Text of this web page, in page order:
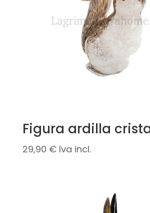
Figura ardilla
29,90 € Iva incl.